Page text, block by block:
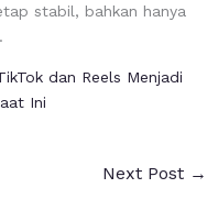
stabil, bahkan hanya
dan Reels Menjadi
Ini
Next Post →